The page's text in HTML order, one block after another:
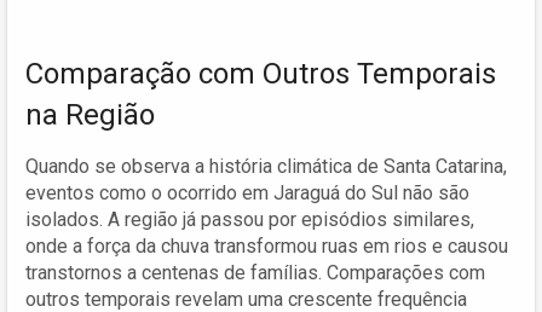
Comparação com Outros Temporais
na Região
Quando se observa a história climática de Santa Catarina,
eventos como o ocorrido em Jaraguá do Sul não são
isolados. A região já passou por episódios similares,
onde a força da chuva transformou ruas em rios e causou
transtornos a centenas de famílias. Comparações com
outros temporais revelam uma crescente frequência